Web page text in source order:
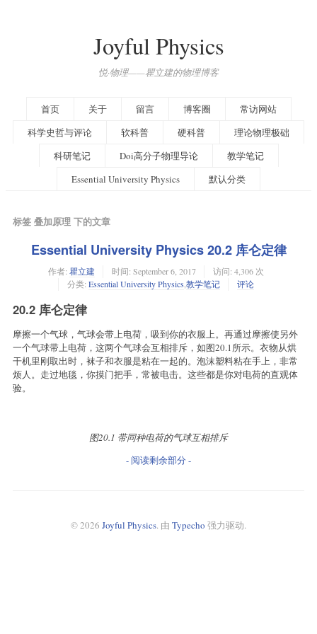
Joyful Physics
悦·物理——瞿立建的物理博客
首页 关于 留言 博客圈
常访网站
科学史哲与评论
软科普 硬科普
理论物理极础
科研笔记
Doi高分子物理导论
教学笔记
Essential University Physics
默认分类
标签 叠加原理 下的文章
Essential University Physics 20.2 库仑定律
作者: 瞿立建 时间: September 6, 2017
访问: 4,306 次
分类: Essential University Physics 教学笔记 评论
20.2 库仑定律
摩擦一个气球，气球会带上电荷，吸到你的衣服上。再通过摩擦使另外
一个气球带上电荷，这两个气球会互相排斥，如图20.1所示。衣物从烘
干机里刚取出时，袜子和衣服是粘在一起的。泡沫塑料粘在手上，非常
烦人。走过地毯，你摸门把手，常被电击。这些都是你对电荷的直观体
验。
图20.1 带同种电荷的气球互相排斥
- 阅读剩余部分 -
© 2026 Joyful Physics. 由 Typecho 强力驱动.